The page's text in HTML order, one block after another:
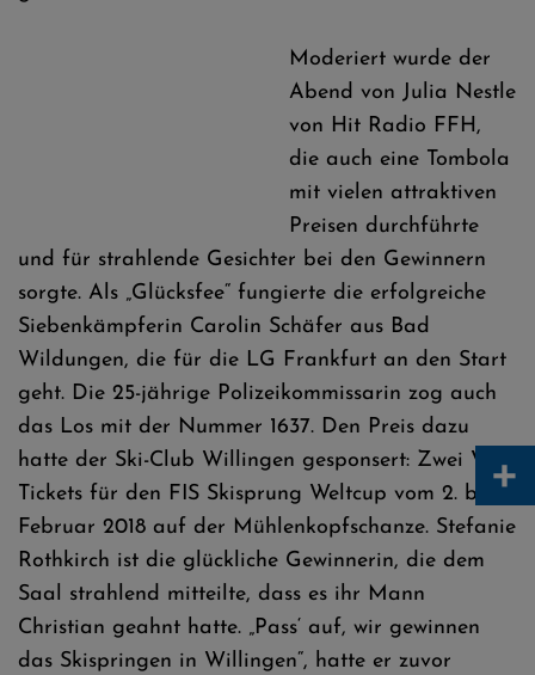
Moderiert wurde der
Abend von Julia Nestle
von Hit Radio FFH,
die auch eine Tombola
mit vielen attraktiven
Preisen durchführte
und für strahlende Gesichter bei den Gewinnern
sorgte. Als „Glücksfee“ fungierte die erfolgreiche
Siebenkämpferin Carolin Schäfer aus Bad
Wildungen, die für die LG Frankfurt an den Start
geht. Die 25-jährige Polizeikommissarin zog auch
das Los mit der Nummer 1637. Den Preis dazu
hatte der Ski-Club Willingen gesponsert: Zwei VIP-
Tickets für den FIS Skisprung Weltcup vom 2. bis 4.
Februar 2018 auf der Mühlenkopfschanze. Stefanie
Rothkirch ist die glückliche Gewinnerin, die dem
Saal strahlend mitteilte, dass es ihr Mann
Christian geahnt hatte. „Pass‘ auf, wir gewinnen
das Skispringen in Willingen“, hatte er zuvor
+